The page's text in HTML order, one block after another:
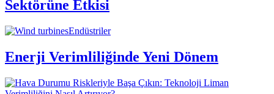
Sektörüne Etkisi
Endüstriler
Enerji Verimliliğinde Yeni Dönem